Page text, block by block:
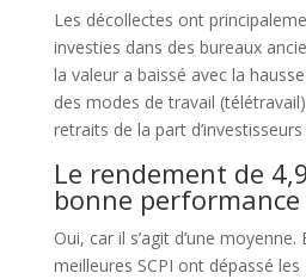
Les décollectes ont
investies dans des bureaux
la valeur a baissé avec la
des modes de travail
retraits de la part
Le rendement de
bonne performance
Oui, car il s’agit d’une moyenne.
meilleures SCPI ont dépassé